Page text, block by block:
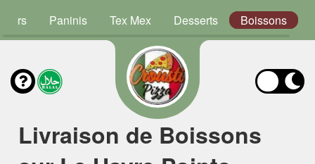
Paninis Tex Mex Desserts Boissons
Livraison de Boissons